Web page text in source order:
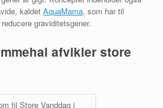
kaldet AquaMama, som har til
graviditetsgener.
afvikler store